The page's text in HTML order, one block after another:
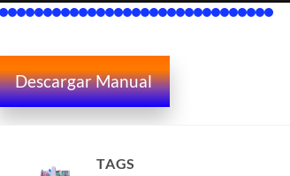
Descargar Manual
TAGS